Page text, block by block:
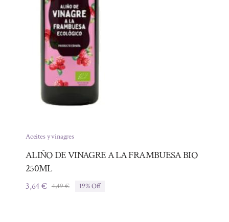
Aceites y vinagres
ALIÑO DE VINAGRE A LA FRAMBUESA BIO
250ML
4,49€El
3,64€
El
19% Off